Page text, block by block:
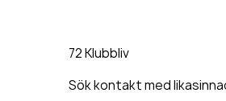
72 Klubbliv
Sök kontakt med